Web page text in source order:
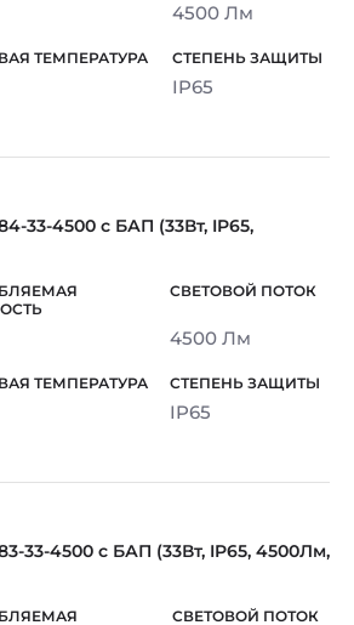
4500 Лм
IP65
33-4500 с БАП (33Вт, IP65,
4500 Лм
IP65
33-4500 с БАП (33Вт, IP65, 4500Лм,